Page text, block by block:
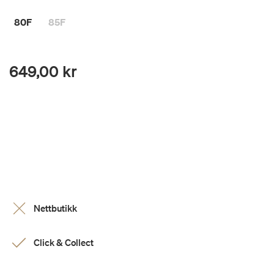
80F 85F
649,00 kr
Nettbutikk
Click & Collect